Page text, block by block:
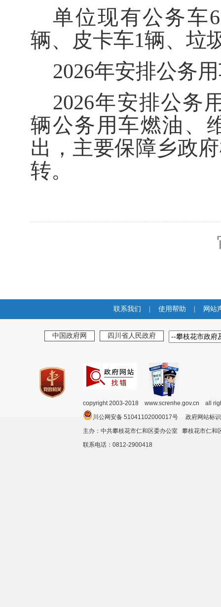
单位现有公务车6
辆、皮卡车1辆、垃
2026年安排公务
2026年安排公务
辆公务用车燃油、
出，主要保障乡政
转。
联系我们 使用帮助 网站
中国政府网 四川省人民政府
copyright 2003-2018 www.screnhe.gov.cn all
川公网安备 51041102000017号 政府网站
主办：中共攀枝花市仁和区委办公室 攀枝花市仁
联系电话：0812-2900418